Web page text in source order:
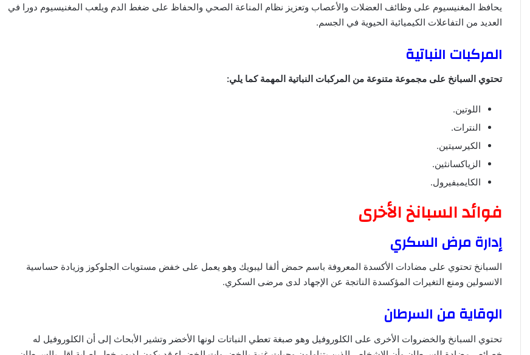
يحافظ المغنيسيوم على وظائف العضلات والأعصاب وتعزيز نظام المناعة الصحي والحفاظ على ضغط الدم ويلعب المغنيسيوم دورا في
العديد من التفاعلات الكيميائية الحيوية في الجسم.
المركبات النباتية
تحتوي السبانخ على مجموعة متنوعة من المركبات النباتية المهمة كما يلي:
اللوتين.
النترات.
الكيرسيتين.
الزياكسانثين.
الكايمبفيرول.
فوائد السبانخ الأخرى
إدارة مرض السكري
السبانخ تحتوي على مضادات الأكسدة المعروفة باسم حمض ألفا ليبويك وهو يعمل على خفض مستويات الجلوكوز وزيادة حساسية
الانسولين ومنع التغيرات المؤكسدة الناتجة عن الإجهاد لدى مرضى السكري.
الوقاية من السرطان
تحتوي السبانخ والخضروات الأخرى على الكلوروفيل وهو صبغة تعطي النباتات لونها الأخضر وتشير الأبحاث إلى أن الكلوروفيل له